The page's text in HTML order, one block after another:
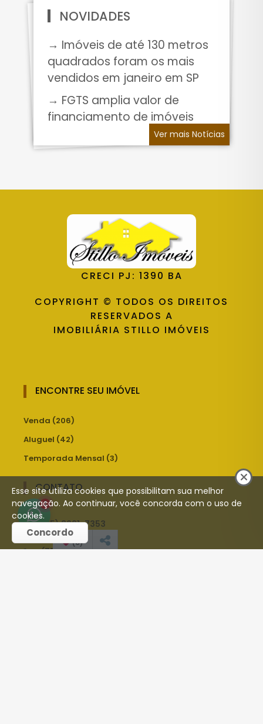
NOVIDADES
→ Imóveis de até 130 metros
quadrados foram os mais
vendidos em janeiro em SP
→ FGTS amplia valor de
financiamento de imóveis
Ver mais Notícias
CRECI PJ: 1390 BA
COPYRIGHT © TODOS OS DIREITOS
RESERVADOS A
IMOBILIÁRIA STILLO IMÓVEIS
ENCONTRE SEU IMÓVEL
Venda (206)
Aluguel (42)
Temporada Mensal (3)
CONTATO
(75) 3221-7353
(75) 98192-0611
1
(0)
Esse site utiliza cookies que possibilitam sua melhor
navegação. Ao continuar, você concorda com o uso de
cookies.
Concordo